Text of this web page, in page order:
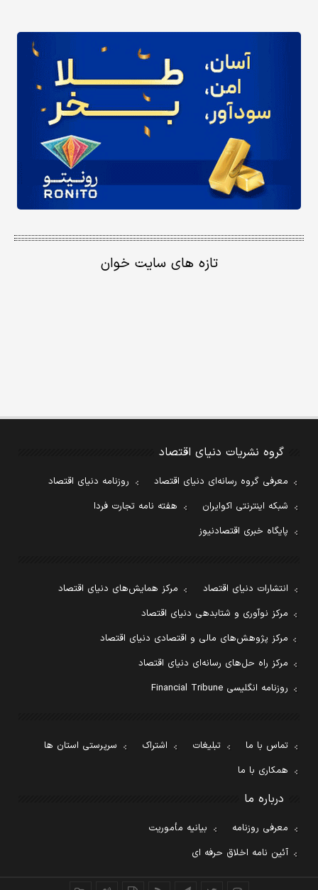
تازه های سایت خوان
گروه نشریات دنیای اقتصاد
معرفی گروه رسانه‌ای دنیای اقتصاد
روزنامه دنیای اقتصاد
شبکه اینترنتی اکوایران
هفته نامه تجارت فردا
پایگاه خبری اقتصادنیوز
انتشارات دنیای اقتصاد
مرکز همایش‌های دنیای اقتصاد
مرکز نوآوری و شتابدهی دنیای اقتصاد
مرکز پژوهش‌های مالی و اقتصادی دنیای اقتصاد
مرکز راه حل‌های رسانه‌ای دنیای اقتصاد
روزنامه انگلیسی Financial Tribune
تماس با ما تبلیغات اشتراک
سرپرستی استان ها
همکاری با ما
درباره ما
معرفی روزنامه
بیانیه مأموریت
آئین نامه اخلاق حرفه ای